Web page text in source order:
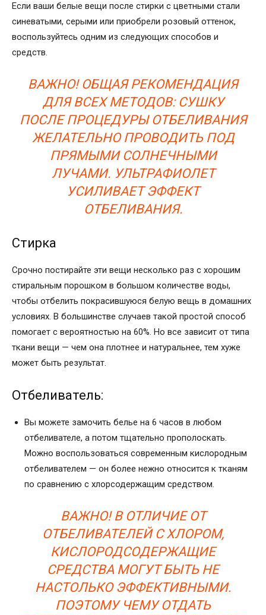
Если ваши белые вещи после стирки с цветными стали
синеватыми, серыми или приобрели розовый оттенок,
воспользуйтесь одним из следующих способов и
средств.
ВАЖНО! ОБЩАЯ РЕКОМЕНДАЦИЯ
ДЛЯ ВСЕХ МЕТОДОВ: СУШКУ
ПОСЛЕ ПРОЦЕДУРЫ ОТБЕЛИВАНИЯ
ЖЕЛАТЕЛЬНО ПРОВОДИТЬ ПОД
ПРЯМЫМИ СОЛНЕЧНЫМИ
ЛУЧАМИ. УЛЬТРАФИОЛЕТ
УСИЛИВАЕТ ЭФФЕКТ
ОТБЕЛИВАНИЯ.
Стирка
Срочно постирайте эти вещи несколько раз с хорошим
стиральным порошком в большом количестве воды,
чтобы отбелить покрасившуюся белую вещь в домашних
условиях. В большинстве случаев такой простой способ
помогает с вероятностью на 60%. Но все зависит от типа
ткани вещи — чем она плотнее и натуральнее, тем хуже
может быть результат.
Отбеливатель:
Вы можете замочить белье на 6 часов в любом
отбеливателе, а потом тщательно прополоскать.
Можно воспользоваться современным кислородным
отбеливателем — он более нежно относится к тканям
по сравнению с хлорсодержащим средством.
ВАЖНО! В ОТЛИЧИЕ ОТ
ОТБЕЛИВАТЕЛЕЙ С ХЛОРОМ,
КИСЛОРОДСОДЕРЖАЩИЕ
СРЕДСТВА МОГУТ БЫТЬ НЕ
НАСТОЛЬКО ЭФФЕКТИВНЫМИ.
ПОЭТОМУ ЧЕМУ ОТДАТЬ